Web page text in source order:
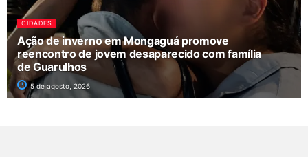
CIDADES
Ação de inverno em Mongaguá promove
reencontro de jovem desaparecido com família
de Guarulhos
5 de agosto, 2026